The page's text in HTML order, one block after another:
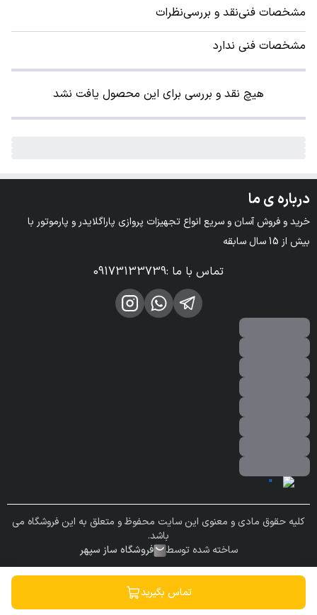
تماس بگیرید
مشخصات فنینقد و بررسینظرات
مشخصات فنی ندارد
هیچ نقد و بررسی برای این محصول یافت نشد
درباره ی ما
بیش از 15 سال سابقه
تماس با ما :
09173133739
کلیه حقوق مادی و معنوی این سایت محفوظ و متعلق به این فروشگاه می
باشد.
ساخته شده توسط
فروشگاه ساز سپهر